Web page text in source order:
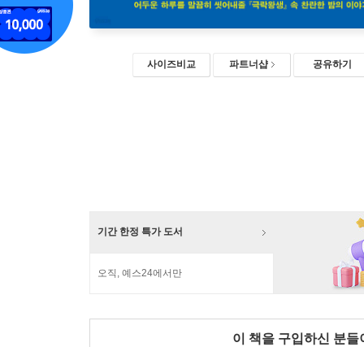
사이즈비교 파트너샵 공유하기
기간 한정 특가 도서
오직, 예스24에서만
이 책을 구입하신 분